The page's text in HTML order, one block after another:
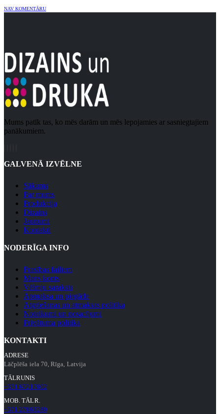
NAV KOMENTĀRU
Mums patīk tas, ko mēs darām un mēs lepojamies ar sasniegtajiem
panākumiem.
GALVENĀ IZVĒLNE
Sākums
Par mums
Produkcija
Dizains
Jaunumi
Kontakti
NODERĪGA INFO
Prasības failiem
Mans konts
Vēlmju saraksts
Apmaksa un piegāde
Atgriešanas un atmaksas politika
Noteikumi un nosacījumi
Privātuma politika
KONTAKTI
ADRESE
Lāčplēša iela 70, Rīga, Latvija
TĀLRUNIS
+371 67217802
MOB. TĀLR.
+371 27863280